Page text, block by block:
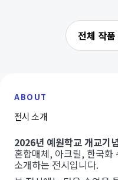
전체 작
ABOUT
전시 소개
2026년 예원학교 개교기
혼합매체, 아크릴, 한국화
소개하는 전시입니다.